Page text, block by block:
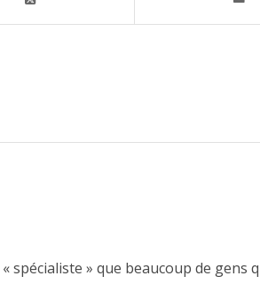
spécialiste » que beaucoup de gens